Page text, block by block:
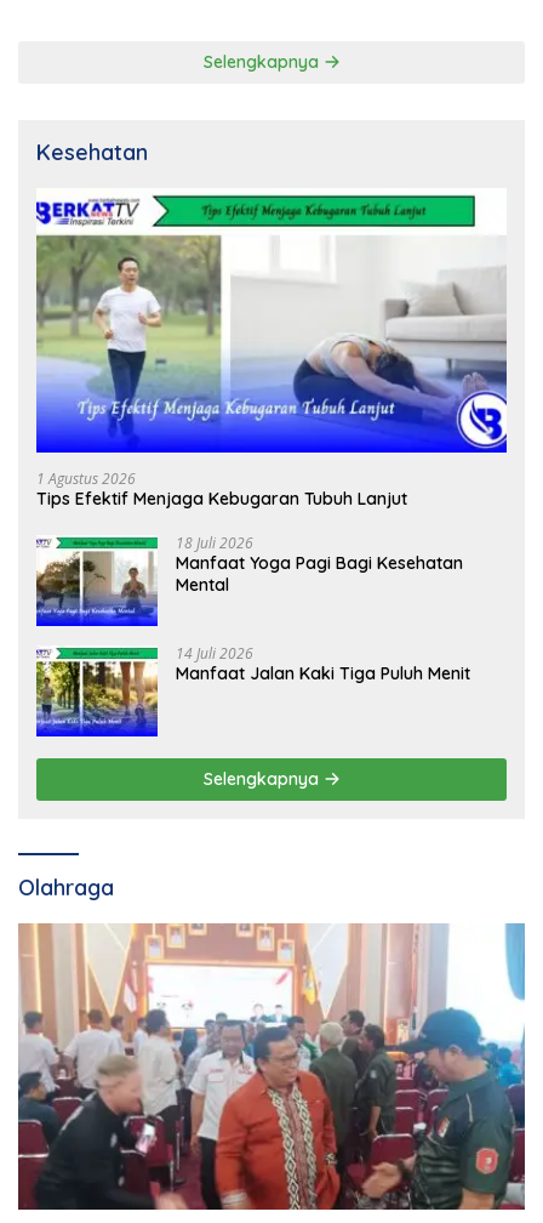
Selengkapnya
Kesehatan
1 Agustus 2026
Tips Efektif Menjaga Kebugaran Tubuh Lanjut
18 Juli 2026
Manfaat Yoga Pagi Bagi Kesehatan
Mental
14 Juli 2026
Manfaat Jalan Kaki Tiga Puluh Menit
Selengkapnya
Olahraga